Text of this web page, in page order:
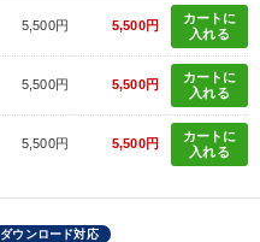
5,500円 5,500円
カートに
入れる
5,500円 5,500円
カートに
入れる
5,500円 5,500円
カートに
入れる
ダウンロード対応